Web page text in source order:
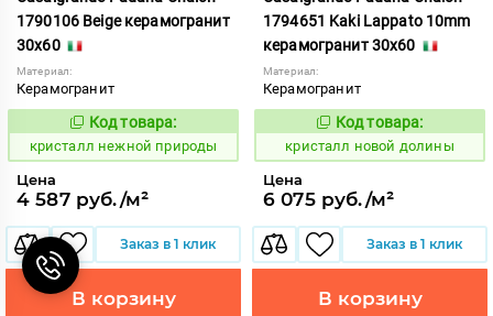
1790106 Beige керамогранит
30x60
Материал:
Керамогранит
820600
Код товара:
кристалл нежной природы
Цена
4 587 руб./м²
Заказ в 1 клик
В корзину
1794651 Kaki Lappato 10mm
керамогранит 30x60
Материал:
Керамогранит
820646
Код товара:
кристалл новой долины
Цена
6 075 руб./м²
Заказ в 1 клик
В корзину